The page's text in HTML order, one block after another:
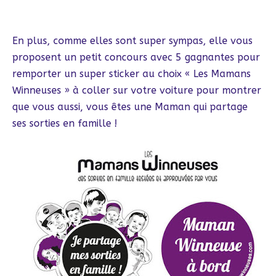
En plus, comme elles sont super sympas, elle vous
proposent un petit concours avec 5 gagnantes pour
remporter un super sticker au choix « Les Mamans
Winneuses » à coller sur votre voiture pour montrer
que vous aussi, vous êtes une Maman qui partage
ses sorties en famille !